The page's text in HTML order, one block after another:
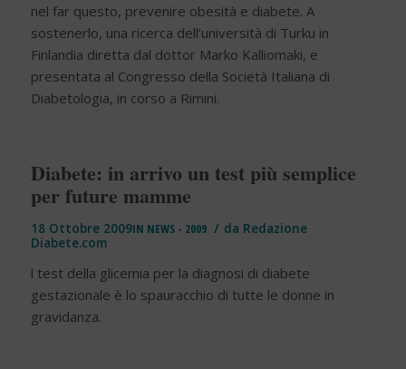
nel far questo, prevenire obesità e diabete. A
sostenerlo, una ricerca dell’università di Turku in
Finlandia diretta dal dottor Marko Kalliomaki, e
presentata al Congresso della Società Italiana di
Diabetologia, in corso a Rimini.
Diabete: in arrivo un test più semplice
per future mamme
18 Ottobre 2009IN NEWS - 2009 / da Redazione
Diabete.com
l test della glicemia per la diagnosi di diabete
gestazionale è lo spauracchio di tutte le donne in
gravidanza.